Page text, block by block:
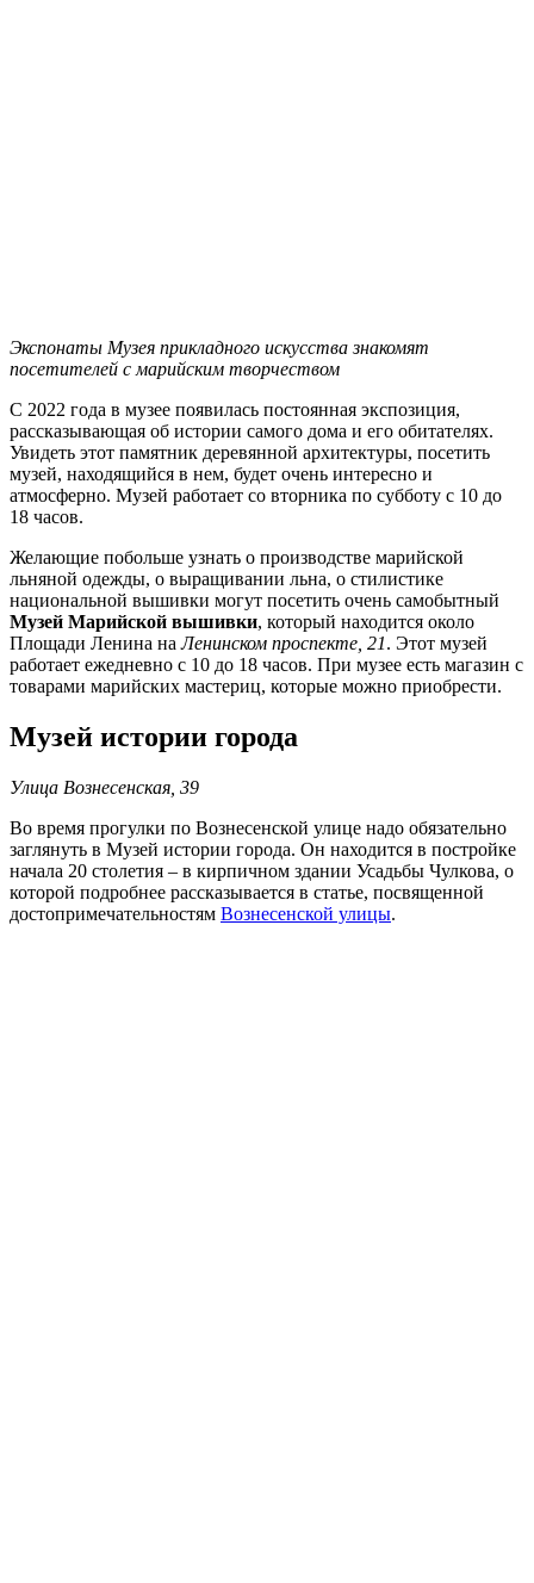
Экспонаты Музея прикладного искусства знакомят
посетителей с марийским творчеством
С 2022 года в музее появилась постоянная экспозиция,
рассказывающая об истории самого дома и его обитателях.
Увидеть этот памятник деревянной архитектуры, посетить
музей, находящийся в нем, будет очень интересно и
атмосферно. Музей работает со вторника по субботу с 10 до
18 часов.
Желающие побольше узнать о производстве марийской
льняной одежды, о выращивании льна, о стилистике
национальной вышивки могут посетить очень самобытный
Музей Марийской вышивки, который находится около
Площади Ленина наЛенинском проспекте, 21. Этот музей
работает ежедневно с 10 до 18 часов. При музее есть магазин с
товарами марийских мастериц, которые можно приобрести.
Музей истории города
Улица Вознесенская, 39
Во время прогулки по Вознесенской улице надо обязательно
заглянуть в Музей истории города. Он находится в постройке
начала 20 столетия – в кирпичном здании Усадьбы Чулкова, о
которой подробнее рассказывается в статье, посвященной
достопримечательностям Вознесенской улицы.